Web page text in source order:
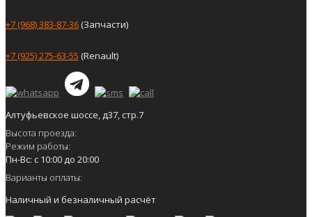
+7 (968) 383-87-36(Запчасти)
+7 (925) 275-63-55 (Renault)
Алтуфьевское шоссе, д37, стр.7
Высота проезда:
Режим работы:
Пн-Вс: с 10:00 до 20:00
Варианты оплаты:
Наличный и безналичный расчёт